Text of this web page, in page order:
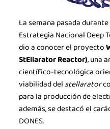
La semana pasada
Estrategia Nacional Deep
dio a conocer el proyecto
StEllarator Reactor), una
científico-tecnológica
viabilidad delstellarator
para la producción de
además, se destacó el
DONES.